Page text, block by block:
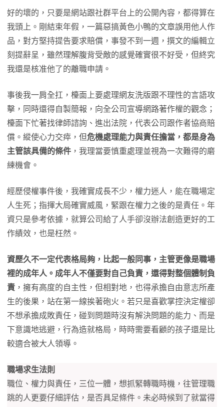
好的壞的，只要是網站跟社群平台上的公開內容，都得算在
我頭上。剛結束年假，一篇惡搞黃色小鴨的文章誤用他人作
品，對方堅持提告要求賠償，事發不到一週，撰文的編輯立
刻提辭呈，雖然理解腹背受敵的感覺確實很不好受，但終究
我還是核准他了的離職申請。
事後我一肩全扛，檯面上要處理網友洗版跟不理性的言語攻
擊，同時還得自製簡報，向全公司宣導網路著作權的觀念；
檯面下忙著找律師諮詢、進出法院，代表公司跟作者協商賠
償。縱使心力交瘁，但危機處理能力與責任擔當，都是身為
主管該具備的條件 ，我理當要慎重處理並視為一次難得的磨
練機會。
經歷侵權事件後，我確實成長不少，權力迷人，能在職場定
人生死；指揮大局確實威風，緊跟在權力之後的是責任。年
資只是參考依據，就算公司給了人手卻沒辦法創造更好的工
作績效，也是枉然。
資歷久不一定代表格局夠，比起一般同事，主管更像是職場
裡的成年人。成年人不僅要對自己負責，還得對整個體制負
責 ，擁有高度的自主性，但相對地，也得承擔自由意志所產
生的後果，站在第一線挨著砲火。若只是喜歡掌控決定權卻
不想承擔成敗責任，碰到問題時沒有解決問題的能力、而是
下意識地逃避，行為造就格局，時時需要看顧的孩子還是比
較適合被大人領導。
職場求生法則
職位、權力與責任，三位一體，想抓緊轉職時機，往管理職
跳的人更要仔細評估，是否具足條件。未必時候到了就當得